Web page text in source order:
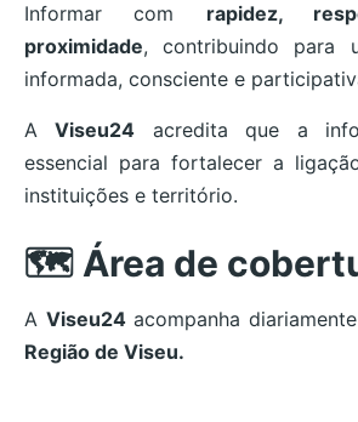
Informar com rapidez,
proximidade, contribuindo para
informada, consciente e
AViseu24 acredita que a
essencial para fortalecer a
instituições e território.
🗺️ Área de
A Viseu24acompanha
Região de Viseu.